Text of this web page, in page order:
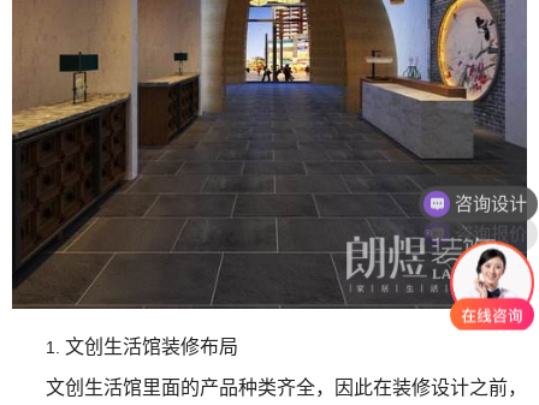
1. 文创生活馆装修布局
文创生活馆里面的产品种类齐全，因此在装修设计之前，
咨询设计
咨询报价